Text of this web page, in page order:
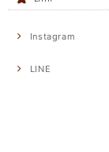
Instagram
LINE